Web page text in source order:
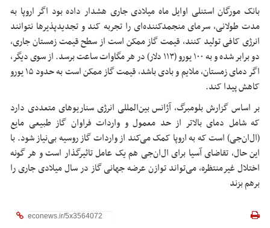
بانک مورگان استنلی اوایل ماه میلادی جاری هشدار داده بود اگر اروپا به
مدت طولانی، سرمای منجمدکننده‌ای را تجربه کند و تجدیدپذیرها نتوانند
انرژی کافی تولید کنند، قیمت گاز ممکن است از سطح قیمت زمستان جاری،
دو برابر شده و به ۱۰۰ یورو (۱۱۳ دلار) در هر مگاوات ساعت برسد. از سوی دیگر،
اگر دمای زمستان، ملایم و بادی باشد، قیمت گاز ممکن است به حدود ۱۵ یورو
کاهش پیدا کند.
بر اساس گزارش بلومبرگ، آژانس بین‌المللی انرژی سناریوهای متعددی دارد
که شامل دمای بالاتر از حد معمول و واردات فراوان گاز طبیعی مایع
(ال‌ان‌جی) است که به اروپا کمک می‌کند از واردات گاز روسیه بی‌نیاز شود. با
این حال، تقاضای آسیا برای ال‌ان‌جی هم یک عامل تاثیرگذار است و هر گونه
اختلال غیرمنتظره، می‌تواند توازن عرضه جهانی گاز در سال میلادی جاری را
برهم بزند